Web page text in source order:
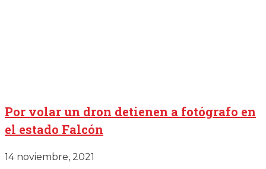
Por volar un dron detienen a fotógrafo en
el estado Falcón
14 noviembre, 2021